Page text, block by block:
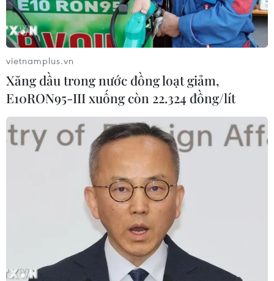
Chứng khoán châu Á đồng loạt tăng
nhờ đà hồi phục của cổ phiếu công
05/08/2026 11:00
Đồng Nai phát hiện 7 cơ sở nuôi lợn
"vỗ béo" sử dụng chất cấm
05/08/2026 04:59
Mùa dâu Hạ Châu - trái cây
đặc sản của vùng đất Tây Đô
vietnamplus.vn
Xăng dầu trong nước đồng loạt giảm,
E10RON95-III xuống còn 22.324 đồng/lít